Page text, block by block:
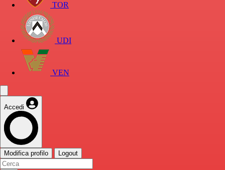
TOR
UDI
VEN
Accedi
Modifica profilo Logout